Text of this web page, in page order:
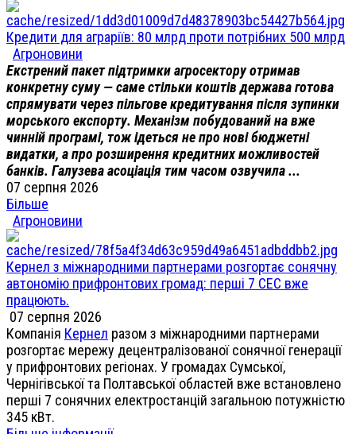
Кредити для аграріїв: 80 млрд проти потрібних 500 млрд
Агроновини
Екстрений пакет підтримки агросектору отримав
конкретну суму — саме стільки коштів держава готова
спрямувати через пільгове кредитування після зупинки
морського експорту. Механізм побудований на вже
чинній програмі, тож ідеться не про нові бюджетні
видатки, а про розширення кредитних можливостей
банків. Галузева асоціація тим часом озвучила ...
07 серпня 2026
Більше
Агроновини
Кернел з міжнародними партнерами розгортає сонячну
автономію прифронтових громад: перші 7 СЕС вже
працюють.
07 серпня 2026
Компанія Кернел разом з міжнародними партнерами
розгортає мережу децентралізованої сонячної генерації
у прифронтових регіонах. У громадах Сумської,
Чернігівської та Полтавської областей вже встановлено
перші 7 сонячних електростанцій загальною потужністю
345 кВт.